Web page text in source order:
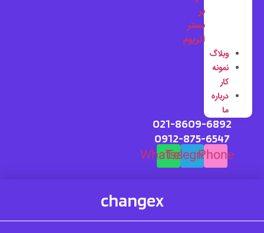
بر
بستر
اتریوم
وبلاگ
نمونه
کار
درباره
ما
021-8609-6892
0912-875-6547
Phone
Telegram
Whatsapp
changex